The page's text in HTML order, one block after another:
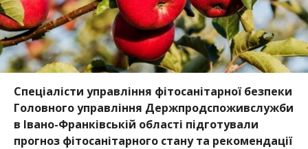
Спеціалісти управління фітосанітарної безпеки
Головного управління Держпродспоживслужби
в Івано-Франківській області підготували
прогноз фітосанітарного стану та рекомендації